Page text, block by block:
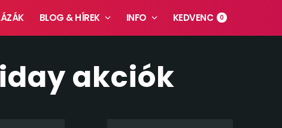
BLOG & HÍREK INFO KEDVENC 0
akciók